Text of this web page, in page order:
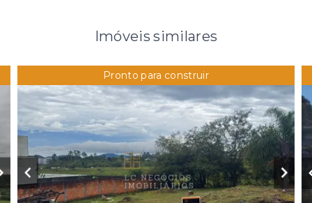
Imóveis similares
Pronto para construir